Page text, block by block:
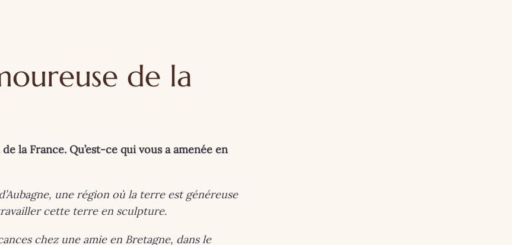
de la
la France. Qu’est-ce qui vous a amenée en
une région où la terre est généreuse
cette terre en sculpture.
chez une amie en Bretagne, dans le